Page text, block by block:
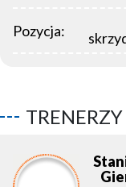
Pozycja:
TRENERZY